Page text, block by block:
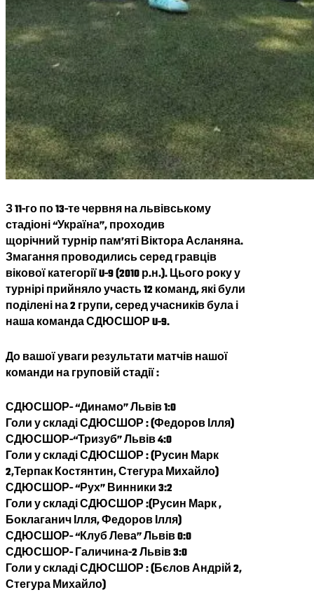
З 11-го по 13-те червня на львівському
стадіоні “Україна”, проходив
щорічний турнір пам’яті Віктора Асланяна.
Змагання проводились серед гравців
вікової категорії U-9 (2010 р.н.). Цього року у
турнірі прийняло участь 12 команд, які були
поділені на 2 групи, серед учасників була і
наша команда СДЮСШОР U-9.
До вашої уваги результати матчів нашої
команди на груповій стадії :
СДЮСШОР- “Динамо” Львів 1:0
Голи у складі СДЮСШОР : (Федоров Ілля)
СДЮСШОР-“Тризуб” Львів 4:0
Голи у складі СДЮСШОР : (Русин Марк
2,Терпак Костянтин, Стегура Михайло)
СДЮСШОР- “Рух” Винники 3:2
Голи у складі СДЮСШОР :(Русин Марк ,
Боклаганич Ілля, Федоров Ілля)
СДЮСШОР- “Клуб Лева” Львів 0:0
СДЮСШОР- Галичина-2 Львів 3:0
Голи у складі СДЮСШОР : (Бєлов Андрій 2,
Стегура Михайло)